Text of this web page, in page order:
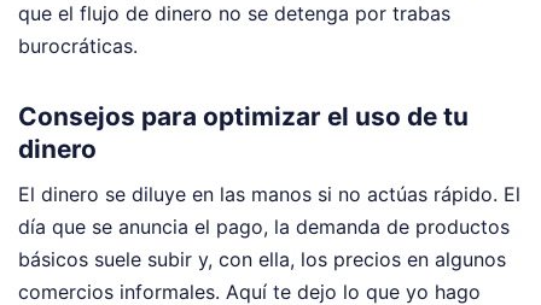
que el flujo de dinero no se detenga por trabas
burocráticas.
Consejos para optimizar el uso de tu
dinero
El dinero se diluye en las manos si no actúas rápido. El
día que se anuncia el pago, la demanda de productos
básicos suele subir y, con ella, los precios en algunos
comercios informales. Aquí te dejo lo que yo hago